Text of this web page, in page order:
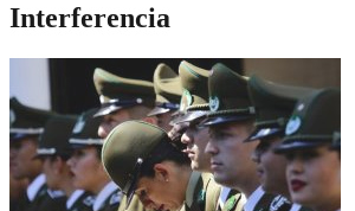
Interferencia